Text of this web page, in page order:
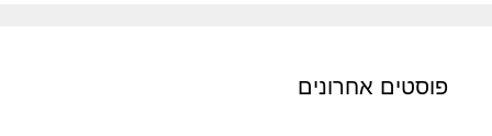
פוסטים אחרונים